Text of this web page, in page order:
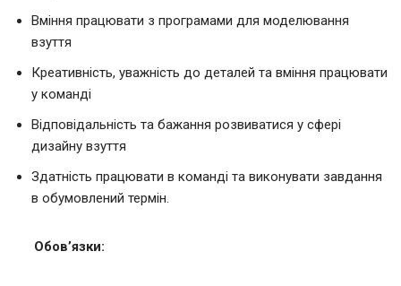
Вміння працювати з програмами для моделювання
взуття
Креативність, уважність до деталей та вміння працювати
у команді
Відповідальність та бажання розвиватися у сфері
дизайну взуття
Здатність працювати в команді та виконувати завдання
в обумовлений термін.
Обов’язки: